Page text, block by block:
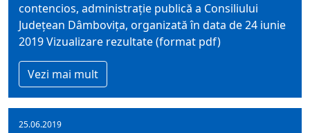
contencios, administraţie publică a Consiliului
Judeţean Dâmboviţa, organizată în data de 24 iunie
2019 Vizualizare rezultate (format pdf)
Vezi mai mult
25.06.2019